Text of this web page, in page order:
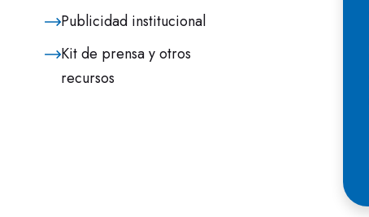
Publicidad institucional
Kit de prensa y otros
recursos